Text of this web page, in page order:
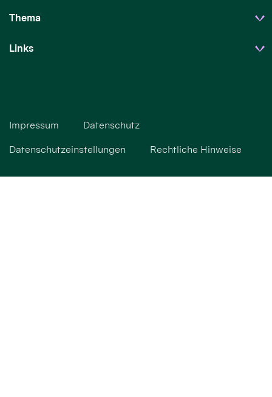
Thema
Links
Impressum Datenschutz
Datenschutzeinstellungen Rechtliche Hinweise